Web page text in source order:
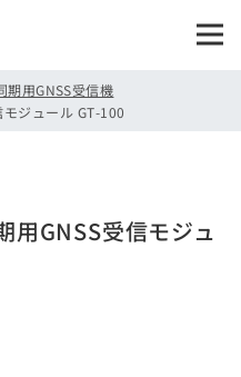
期用GNSS受信機
ジュール GT-100
用GNSS受信モジュ